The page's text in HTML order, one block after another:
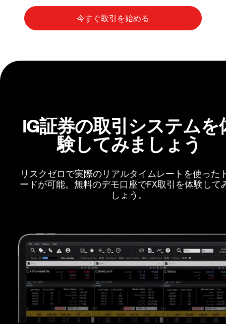
IG証券の取引システムを
験してみましょう
リスクゼロで実際のリアルタイムレートを使った
ードが可能。無料のデモ口座でFX取引を体験して
しょう。